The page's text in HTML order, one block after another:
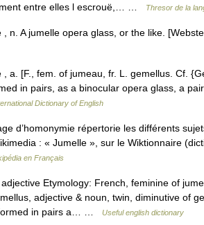
entre elles l escrouë,… …
Thresor de la
n. A jumelle opera glass, or the like.
a. [F., fem. of jumeau, fr. L. gemellus. Cf.
in pairs, as a binocular opera glass, a
Dictionary of English
d’homonymie répertorie les différents
: « Jumelle », sur le Wiktionnaire
en Français
Etymology: French, feminine of
adjective & noun, twin, diminutive of
in pairs a… …
Useful english dictionary